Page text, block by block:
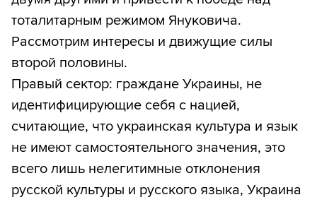
тоталитарным режимом Януковича.
Рассмотрим интересы и движущие силы
второй половины.
Правый сектор: граждане Украины, не
идентифицирующие себя с нацией,
считающие, что украинская культура и язык
не имеют самостоятельного значения, это
всего лишь нелегитимные отклонения
русской культуры и русского языка, Украина